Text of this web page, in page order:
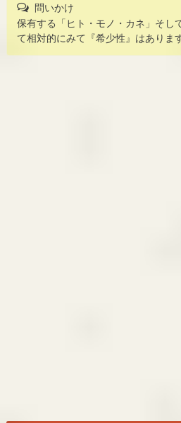
問いかけ
保有する「ヒト・モノ・カネ」そし
て相対的にみて『希少性』はありま